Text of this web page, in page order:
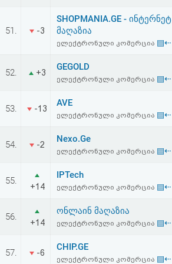
51. -3
SHOPMANIA.GE - ინტერნეტ
მაღაზია
ელექტრონული კომერცია ▤⇠
52. +3
GEGOLD
ელექტრონული კომერცია ▤⇠
53. -13
AVE
ელექტრონული კომერცია ▤⇠
54. -2
Nexo.Ge
ელექტრონული კომერცია ▤⇠
55.
+14
IPTech
ელექტრონული კომერცია ▤⇠
56.
+14
ონლაინ მაღაზია
ელექტრონული კომერცია ▤⇠
57. -6
CHIP.GE
ელექტრონული კომერცია ▤⇠